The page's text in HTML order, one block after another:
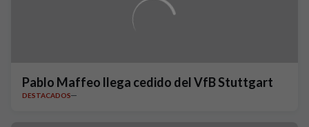
Pablo Maffeo llega cedido del VfB Stuttgart
DESTACADOS